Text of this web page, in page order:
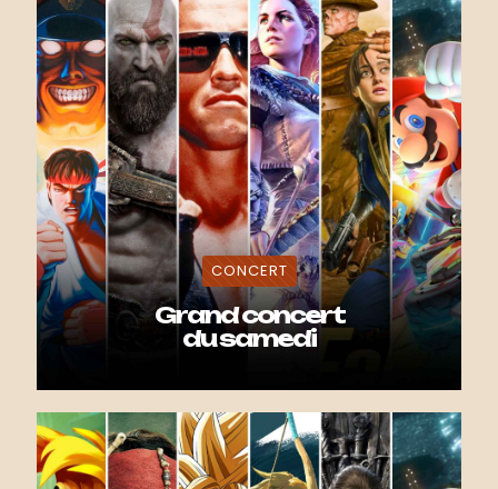
CONCERT
Grand concert
du samedi